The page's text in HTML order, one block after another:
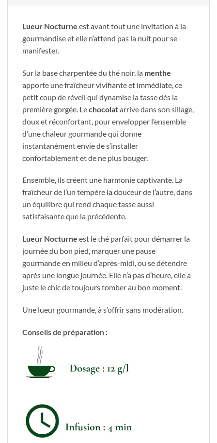
Lueur Nocturne est avant tout une invitation à la
gourmandise et elle n’attend pas la nuit pour se
manifester.
Sur la base charpentée du thé noir, la menthe
apporte une fraîcheur vivifiante et immédiate, ce
petit coup de réveil qui dynamise la tasse dès la
première gorgée. Lechocolatarrive dans son sillage,
doux et réconfortant, pour envelopper l’ensemble
d’une chaleur gourmande qui donne
instantanément envie de s’installer
confortablement et de ne plus bouger.
Ensemble, ils créent une harmonie captivante. La
fraîcheur de l’un tempère la douceur de l’autre, dans
un équilibre qui rend chaque tasse aussi
satisfaisante que la précédente.
Lueur Nocturne est le thé parfait pour démarrer la
journée du bon pied, marquer une pause
gourmande en milieu d’après-midi, ou se détendre
après une longue journée. Elle n’a pas d’heure, elle a
juste le chic de toujours tomber au bon moment.
Une lueur gourmande, à s’offrir sans modération.
Conseils de préparation :